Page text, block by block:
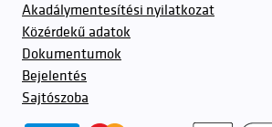
Akadálymentesítési nyilatkozat
Közérdekű adatok
Dokumentumok
Bejelentés
Sajtószoba